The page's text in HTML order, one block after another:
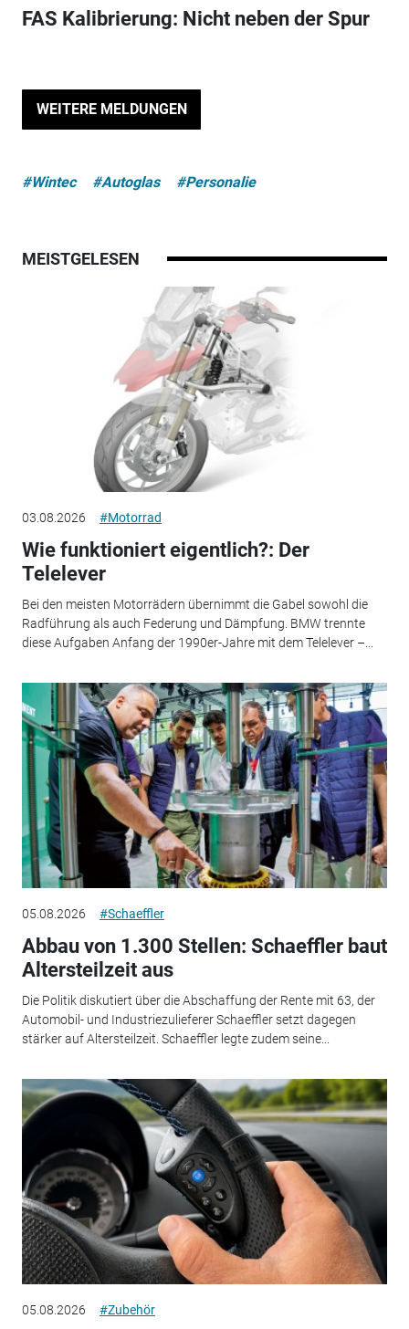
FAS Kalibrierung: Nicht neben der Spur
WEITERE MELDUNGEN
#Wintec #Autoglas #Personalie
MEISTGELESEN
03.08.2026 #Motorrad
Wie funktioniert eigentlich?: Der
Telelever
Bei den meisten Motorrädern übernimmt die Gabel sowohl die
Radführung als auch Federung und Dämpfung. BMW trennte
diese Aufgaben Anfang der 1990er-Jahre mit dem Telelever –...
05.08.2026 #Schaeffler
Abbau von 1.300 Stellen: Schaeffler baut
Altersteilzeit aus
Die Politik diskutiert über die Abschaffung der Rente mit 63, der
Automobil- und Industriezulieferer Schaeffler setzt dagegen
stärker auf Altersteilzeit. Schaeffler legte zudem seine...
05.08.2026 #Zubehör